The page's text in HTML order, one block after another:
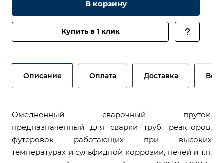
В корзину
Купить в 1 клик
Описание Оплата Доставка
Омедненный сварочный пруток,
предназначенный для сварки труб, реакторов,
футеровок работающих при высоких
температурах и сульфидной коррозии, печей и т.п.